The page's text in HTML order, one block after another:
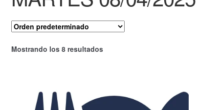
Finalizar compra
Mostrando los 8 resultados